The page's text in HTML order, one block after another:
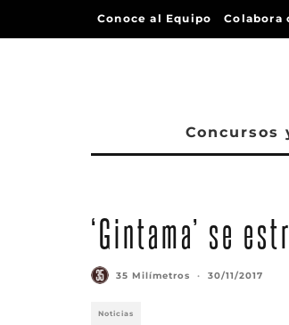
Conoce al Equipo Colabora
Concursos
‘Gintama’ se
35 Milímetros · 30/11/2017
Noticias